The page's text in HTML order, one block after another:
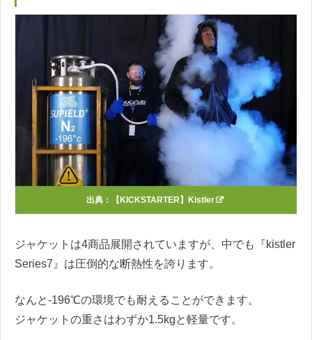
出典： 【KICKSTARTER】Kistler
ジャケットは4商品展開されていますが、中でも『kistler
Series7』は圧倒的な断熱性を誇ります。
なんと-196℃の環境でも耐えることができます。
ジャケットの重さはわずか1.5kgと軽量です。